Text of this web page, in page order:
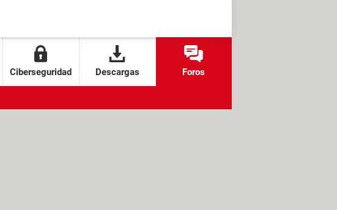
Ciberseguridad Descargas Foros